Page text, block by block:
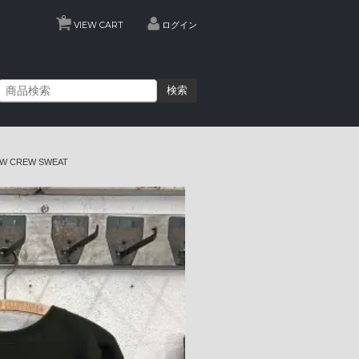
VIEW CART
0
ログイン
検索
CREW SWEAT